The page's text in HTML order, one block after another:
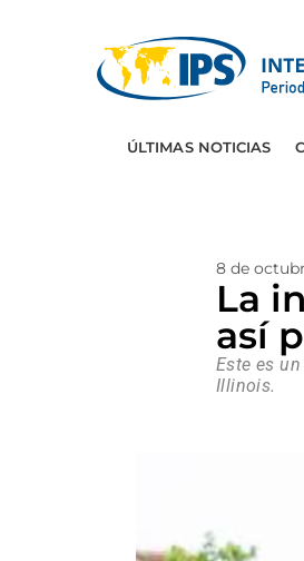
ÚLTIMAS NOTICIAS
8 de
La
así
Este es
Illinois.